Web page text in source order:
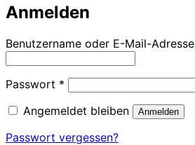
Anmelden
Benutzername oder E-Mail-Adresse
Passwort * Erforderlich
Angemeldet bleiben
Anmelden
Passwort vergessen?